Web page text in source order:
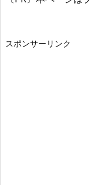
スポンサーリンク